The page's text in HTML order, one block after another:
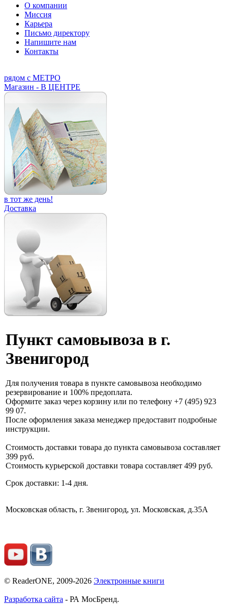
О компании
Миссия
Карьера
Письмо директору
Напишите нам
Контакты
рядом с МЕТРО
Магазин - В ЦЕНТРЕ
в тот же день!
Доставка
Пункт самовывоза в г.
Звенигород
Для получения товара в пункте самовывоза необходимо
резервирование и 100% предоплата.
Оформите заказ через корзину или по телефону +7 (495) 923
99 07.
После оформления заказа менеджер предоставит подробные
инструкции.
Стоимость доставки товара до пункта самовывоза составляет
399 руб.
Стоимость курьерской доставки товара составляет 499 руб.
Срок доставки: 1-4 дня.
Московская область, г. Звенигород, ул. Московская, д.35А
© ReaderONE, 2009-2026 Электронные книги
Разработка сайта - РА МосБренд.